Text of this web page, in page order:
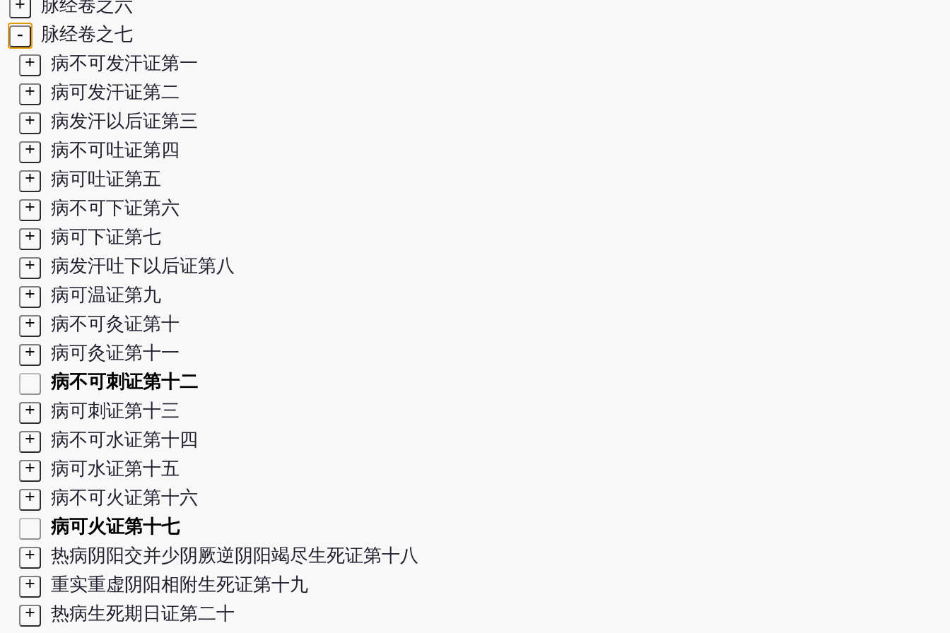
+
脉经卷之六
-
脉经卷之七
+
病不可发汗证第一
+
病可发汗证第二
+
病发汗以后证第三
+
病不可吐证第四
+
病可吐证第五
+
病不可下证第六
+
病可下证第七
+
病发汗吐下以后证第八
+
病可温证第九
+
病不可灸证第十
+
病可灸证第十一
病不可刺证第十二
+
病可刺证第十三
+
病不可水证第十四
+
病可水证第十五
+
病不可火证第十六
病可火证第十七
+
热病阴阳交并少阴厥逆阴阳竭尽生死证第十八
+
重实重虚阴阳相附生死证第十九
+
热病生死期日证第二十